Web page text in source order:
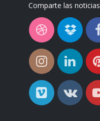
Comparte las